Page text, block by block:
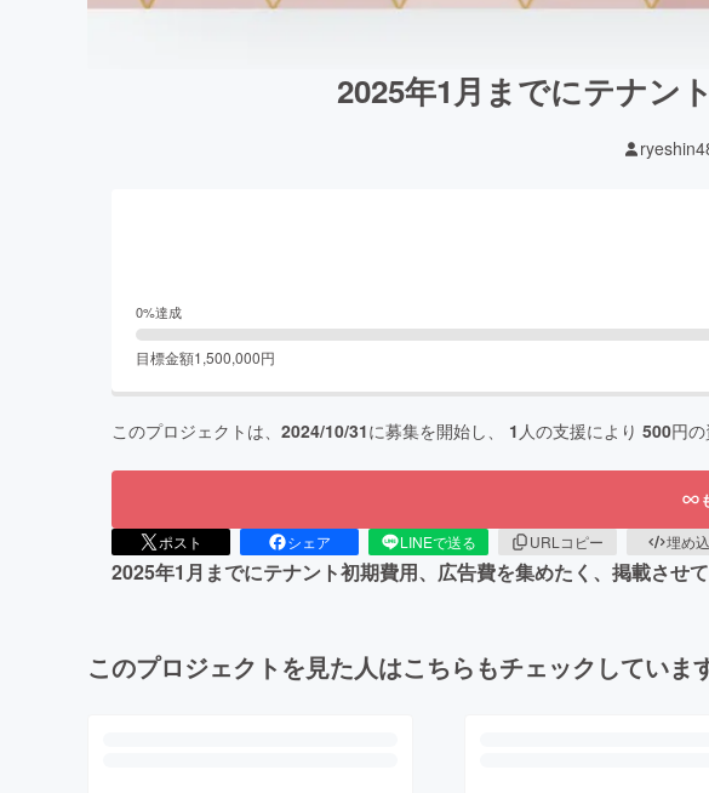
2025年1月までにテナン
0%達成
目標金額1,500,000円
このプロジェクトは、 2024/10/31に募集を開始し、 1 人の支援により 500円の
ポスト シェア LINEで送る URLコピー 埋め
2025年1月までにテナント初期費用、広告費を集めたく、掲載させ
このプロジェクトを見た人はこちらもチェックしていま